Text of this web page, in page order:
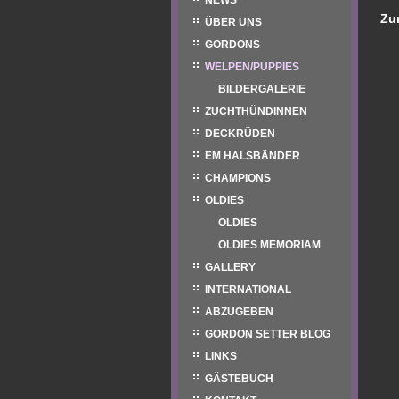
ÜBER UNS
GORDONS
WELPEN/PUPPIES
BILDERGALERIE
ZUCHTHÜNDINNEN
DECKRÜDEN
EM HALSBÄNDER
CHAMPIONS
OLDIES
OLDIES
OLDIES MEMORIAM
GALLERY
INTERNATIONAL
ABZUGEBEN
GORDON SETTER BLOG
LINKS
GÄSTEBUCH